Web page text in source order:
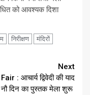
को आवश्यक दिशा
निरीक्षण
मंदिरों
Next
: आचार्य द्विवेदी की याद
दिन का पुस्तक मेला शुरू